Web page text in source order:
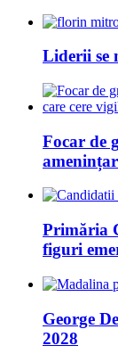
Liderii se
Focar de
Primăria
figuri
George
2028